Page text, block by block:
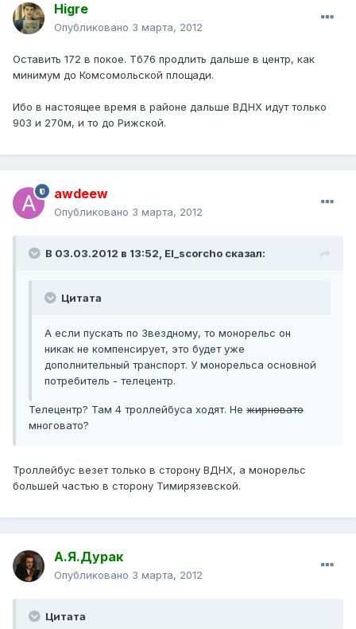
Higre
Опубликовано 3 марта, 2012
Оставить 172 в покое. Тб76 продлить дальше в центр, как
минимум до Комсомольской площади.
Ибо в настоящее время в районе дальше ВДНХ идут только
903 и 270м, и то до Рижской.
awdeew
Опубликовано 3 марта, 2012
В 03.03.2012 в 13:52, El_scorcho сказал:
Цитата
А если пускать по Звездному, то монорельс он
никак не компенсирует, это будет уже
дополнительный транспорт. У монорельса основной
потребитель - телецентр.
Телецентр? Там 4 троллейбуса ходят. Не жирновато
многовато?
Троллейбус везет только в сторону ВДНХ, а монорельс
большей частью в сторону Тимирязевской.
А.Я.Дурак
Опубликовано 3 марта, 2012
Цитата